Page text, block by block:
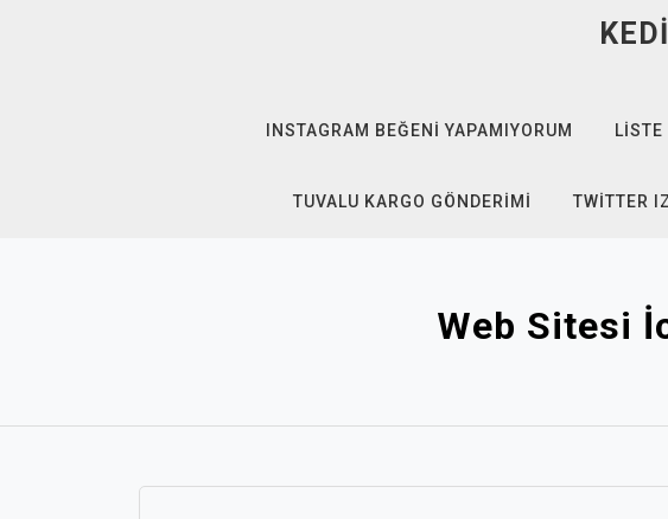
INSTAGRAM BEĞENI YAPAMIYORUM LISTE
TUVALU KARGO GÖNDERIMI TWITTER
Web Sitesi